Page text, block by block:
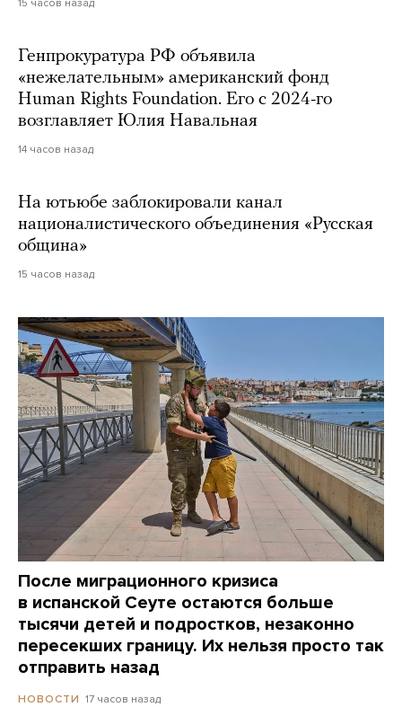
15 часов назад
Генпрокуратура РФ объявила
«нежелательным» американский фонд
Human Rights Foundation. Его с 2024-го
возглавляет Юлия Навальная
14 часов назад
На ютьюбе заблокировали канал
националистического объединения «Русская
община»
15 часов назад
После миграционного кризиса
в испанской Сеуте остаются больше
тысячи детей и подростков, незаконно
пересекших границу. Их нельзя просто так
отправить назад
НОВОСТИ 17 часов назад